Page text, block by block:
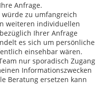
Anfrage.
zu umfangreich
weiteren individuellen
Ihrer Anfrage
es sich um persönliche
einsehbar wären.
nur sporadisch Zugang
Informationszwecken
Beratung ersetzen kann